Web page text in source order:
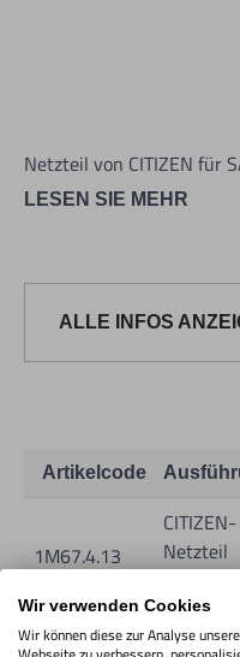
Netzteil von CITIZEN für
LESEN SIE MEHR
ALLE INFOS
Artikelcode
1M67.4.13
CITIZEN-
Netzteil
Wir verwenden Cookies
Wir können diese zur Analyse